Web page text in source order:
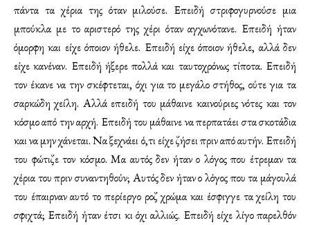
πάντα τα χέρια της όταν μιλούσε. Επειδή στριφογυρνούσε μια
μπούκλα με το αριστερό της χέρι όταν αγχωνότανε. Επειδή ήταν
όμορφη και είχε όποιον ήθελε. Επειδή είχε όποιον ήθελε, αλλά δεν
είχε κανέναν. Επειδή ήξερε πολλά και ταυτοχρόνως τίποτα. Επειδή
τον έκανε να την σκέφτεται, όχι για το μεγάλο στήθος, ούτε για τα
σαρκώδη χείλη. Αλλά επειδή του μάθαινε καινούριες νότες και τον
κόσμο από την αρχή. Επειδή του μάθαινε να περπατάει στα σκοτάδια
και να μην χάνεται. Να ξεχνάει ό,τι είχε ζήσει πριν από αυτήν. Επειδή
του φώτιζε τον κόσμο. Μα αυτός δεν ήταν ο λόγος που έτρεμαν τα
χέρια του πριν συναντηθούν; Αυτός δεν ήταν ο λόγος που τα μάγουλά
του έπαιρναν αυτό το περίεργο ροζ χρώμα και έσφιγγε τα χείλη του
σφιχτά; Επειδή ήταν έτσι κι όχι αλλιώς. Επειδή είχε λίγο παρελθόν